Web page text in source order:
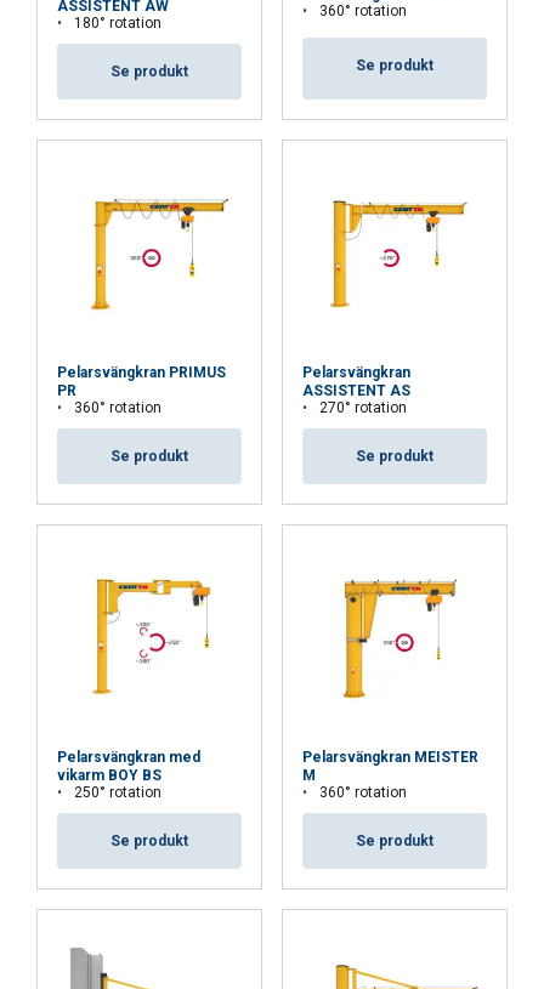
ASSISTENT AW
180° rotation
Se produkt
360° rotation
Se produkt
Pelarsvängkran PRIMUS
PR
360° rotation
Se produkt
Pelarsvängkran
ASSISTENT AS
270° rotation
Se produkt
Pelarsvängkran med
vikarm BOY BS
250° rotation
Se produkt
Pelarsvängkran MEISTER
M
360° rotation
Se produkt
Funktioner Oklassificerade
VISA DETALJER